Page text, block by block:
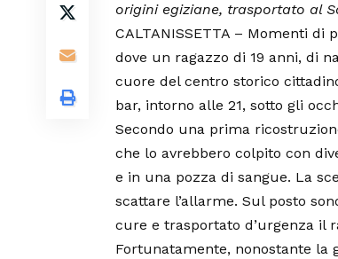
origini egiziane, trasportato al
CALTANISSETTA – Momenti
dove un ragazzo di 19 anni, di
cuore del centro storico
bar, intorno alle 21, sotto gli
Secondo una prima
che lo avrebbero colpito con
e in una pozza di sangue. La
scattare l’allarme. Sul posto
cure e trasportato d’urgenza il
Fortunatamente, nonostante la